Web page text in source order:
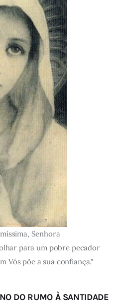
Senhora
para um pobre pecador
Vós põe a sua confiança."
DO RUMO À SANTIDADE